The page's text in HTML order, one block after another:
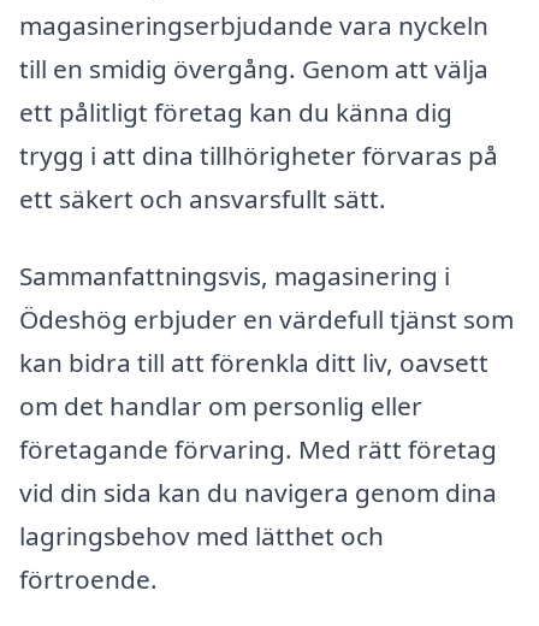
magasineringserbjudande vara nyckeln
till en smidig övergång. Genom att välja
ett pålitligt företag kan du känna dig
trygg i att dina tillhörigheter förvaras på
ett säkert och ansvarsfullt sätt.
Sammanfattningsvis, magasinering i
Ödeshög erbjuder en värdefull tjänst som
kan bidra till att förenkla ditt liv, oavsett
om det handlar om personlig eller
företagande förvaring. Med rätt företag
vid din sida kan du navigera genom dina
lagringsbehov med lätthet och
förtroende.